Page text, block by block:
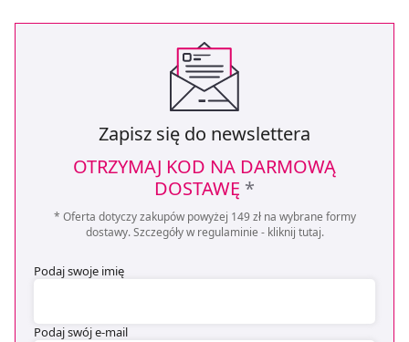
Zapisz się do newslettera
OTRZYMAJ KOD NA DARMOWĄ
DOSTAWĘ *
* Oferta dotyczy zakupów powyżej 149 zł na wybrane formy
dostawy. Szczegóły w regulaminie - kliknij tutaj.
Podaj swoje imię
Podaj swój e-mail